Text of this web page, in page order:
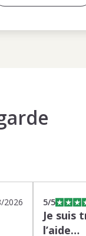
2026 5/5
Je suis
l’aide…